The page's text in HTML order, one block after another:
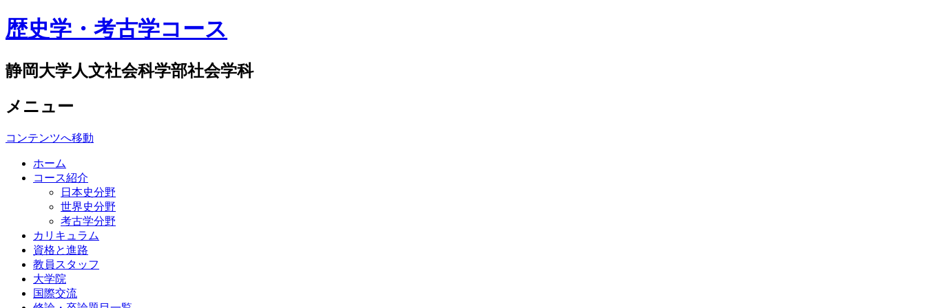
歴史学・考古学コース
静岡大学人文社会科学部社会学科
メニュー
コンテンツへ移動
ホーム
コース紹介
日本史分野
世界史分野
考古学分野
カリキュラム
資格と進路
教員スタッフ
大学院
国際交流